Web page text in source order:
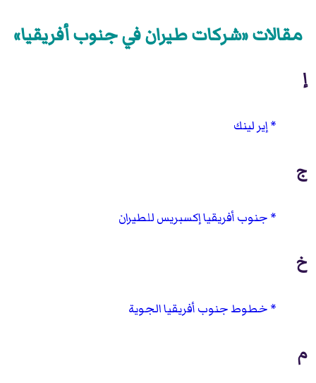
مقالات «شركات طيران في جنوب أفريقيا»
إ
إير لينك
ج
جنوب أفريقيا إكسبريس للطيران
خ
خطوط جنوب أفريقيا الجوية
م